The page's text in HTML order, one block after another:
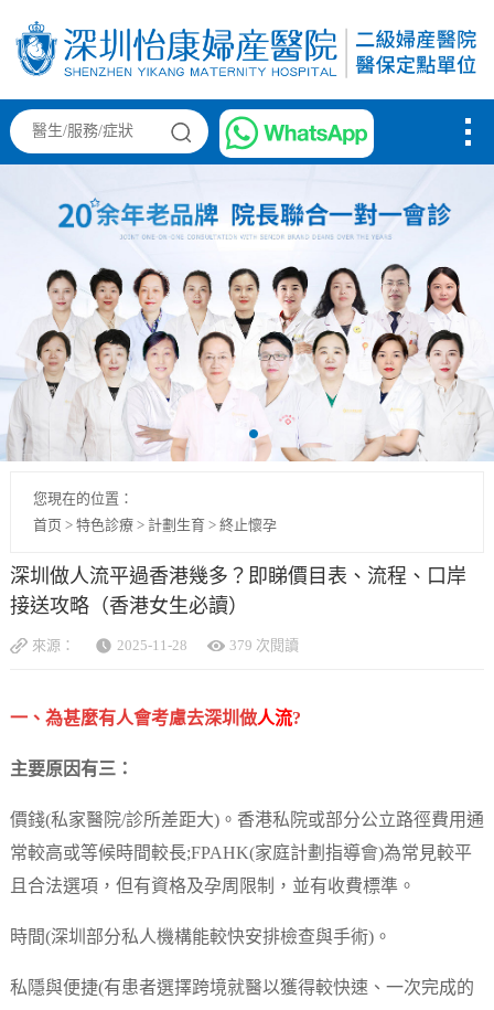
您現在的位置：
首页 > 特色診療> 計劃生育> 終止懷孕
深圳做人流平過香港幾多？即睇價目表、流程、口岸
接送攻略（香港女生必讀）
來源： 2025-11-28 379 次閱讀
一、為甚麼有人會考慮去深圳做人流?
主要原因有三：
價錢(私家醫院/診所差距大)。香港私院或部分公立路徑費用通
常較高或等候時間較長;FPAHK(家庭計劃指導會)為常見較平
且合法選項，但有資格及孕周限制，並有收費標準。
時間(深圳部分私人機構能較快安排檢查與手術)。
私隱與便捷(有患者選擇跨境就醫以獲得較快速、一次完成的